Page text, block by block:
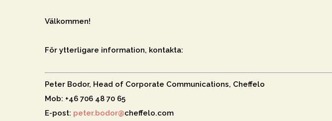
Välkommen!
För ytterligare information, kontakta:
Peter Bodor, Head of Corporate Communications, Cheffelo
Mob: +46 706 48 70 65
E-post: peter.bodor@cheffelo.com